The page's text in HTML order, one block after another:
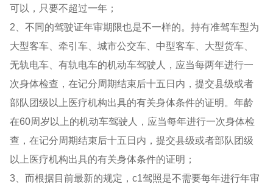
可以，只要不超过一年；
2、不同的驾驶证年审期限也是不一样的。持有准驾车型为
大型客车、牵引车、城市公交车、中型客车、大型货车、
无轨电车、有轨电车的机动车驾驶人，应当每两年进行一
次身体检查，在记分周期结束后十五日内，提交县级或者
部队团级以上医疗机构出具的有关身体条件的证明。年龄
在60周岁以上的机动车驾驶人，应当每年进行一次身体检
查，在记分周期结束后十五日内，提交县级或者部队团级
以上医疗机构出具的有关身体条件的证明；
3、而根据目前最新的规定，c1驾照是不需要每年进行年审